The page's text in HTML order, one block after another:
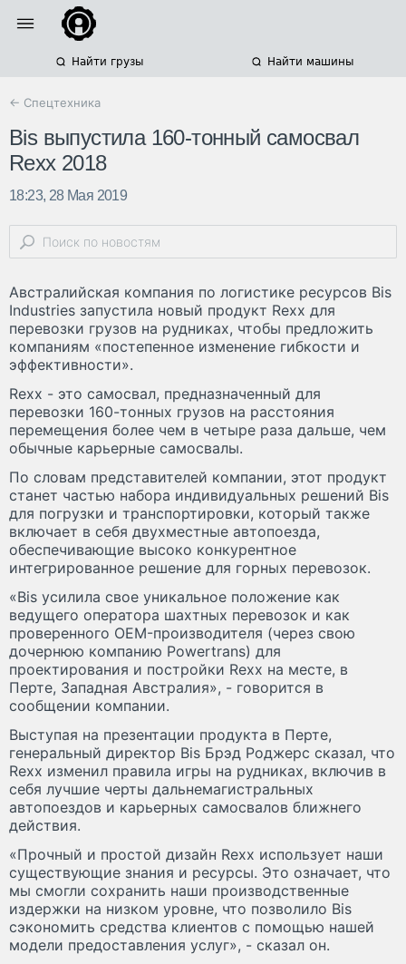
Найти грузы Найти машины
← Спецтехника
Bis выпустила 160-тонный самосвал
Rexx 2018
18:23, 28 Мая 2019
Австралийская компания по логистике ресурсов Bis
Industries запустила новый продукт Rexx для
перевозки грузов на рудниках, чтобы предложить
компаниям «постепенное изменение гибкости и
эффективности».
Rexx - это самосвал, предназначенный для
перевозки 160-тонных грузов на расстояния
перемещения более чем в четыре раза дальше, чем
обычные карьерные самосвалы.
По словам представителей компании, этот продукт
станет частью набора индивидуальных решений Bis
для погрузки и транспортировки, который также
включает в себя двухместные автопоезда,
обеспечивающие высоко конкурентное
интегрированное решение для горных перевозок.
«Bis усилила свое уникальное положение как
ведущего оператора шахтных перевозок и как
проверенного OEM-производителя (через свою
дочернюю компанию Powertrans) для
проектирования и постройки Rexx на месте, в
Перте, Западная Австралия», - говорится в
сообщении компании.
Выступая на презентации продукта в Перте,
генеральный директор Bis Брэд Роджерс сказал, что
Rexx изменил правила игры на рудниках, включив в
себя лучшие черты дальнемагистральных
автопоездов и карьерных самосвалов ближнего
действия.
«Прочный и простой дизайн Rexx использует наши
существующие знания и ресурсы. Это означает, что
мы смогли сохранить наши производственные
издержки на низком уровне, что позволило Bis
сэкономить средства клиентов с помощью нашей
модели предоставления услуг», - сказал он.